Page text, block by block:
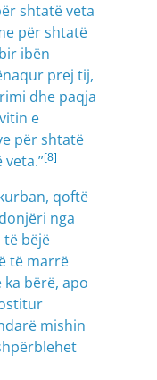
shtatë veta
për shtatë
ibën
prej tij,
dhe paqja
e
për shtatë
[8]
qoftë
nga
bëjë
të marrë
bërë, apo
mishin